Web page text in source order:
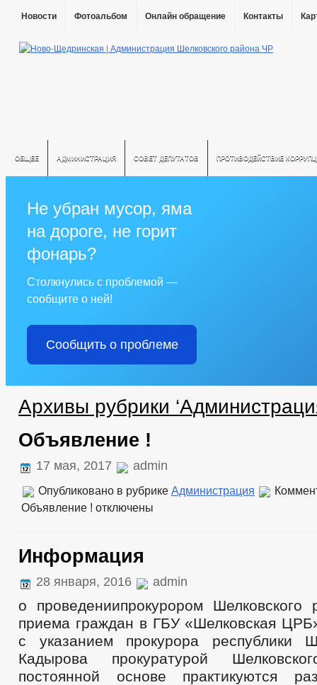
Новости Фотоальбом Онлайн обращение Контакты
ОБЩЕЕ АДМИНИСТРАЦИЯ СОВЕТ ДЕПУТАТОВ ПРОТИВОДЕЙСТВИЕ
Не убран мусор, яма
на дороге, не горит
фонарь?
Столкнулись с проблемой —
сообщите о ней!
Сообщить о проблеме
Архивы рубрики
Объявление !
17 мая, 2017 admin
Опубликовано в рубрике Администрация
Объявление ! отключены
Информация
28 января, 2016 admin
о проведениипрокурором Шелковского
приема граждан в ГБУ «Шелковская
с указанием прокурора республики
Кадырова прокуратурой
постоянной основе практикуются